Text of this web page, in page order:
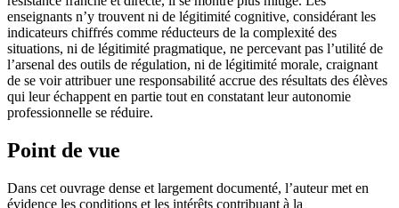
enseignants n’y trouvent ni de légitimité cognitive, considérant les
indicateurs chiffrés comme réducteurs de la complexité des
situations, ni de légitimité pragmatique, ne percevant pas l’utilité de
l’arsenal des outils de régulation, ni de légitimité morale, craignant
de se voir attribuer une responsabilité accrue des résultats des élèves
qui leur échappent en partie tout en constatant leur autonomie
professionnelle se réduire.
Point de vue
Dans cet ouvrage dense et largement documenté, l’auteur met en
évidence les conditions et les intérêts contribuant à la